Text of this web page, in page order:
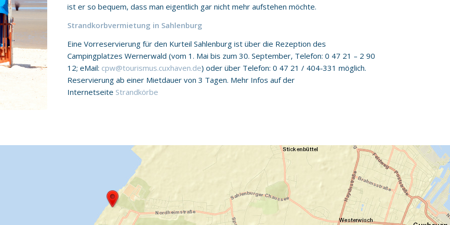
ist er so bequem, dass man eigentlich gar nicht mehr aufstehen möchte.
Strandkorbvermietung in Sahlenburg
Eine Vorreservierung für den Kurteil Sahlenburg ist über die Rezeption des
Campingplatzes Wernerwald (vom 1. Mai bis zum 30. September, Telefon: 0 47 21 – 2 90
12; eMail: cpw@tourismus.cuxhaven.de) oder über Telefon: 0 47 21 / 404-331 möglich.
Reservierung ab einer Mietdauer von 3 Tagen. Mehr Infos auf der
Internetseite Strandkörbe